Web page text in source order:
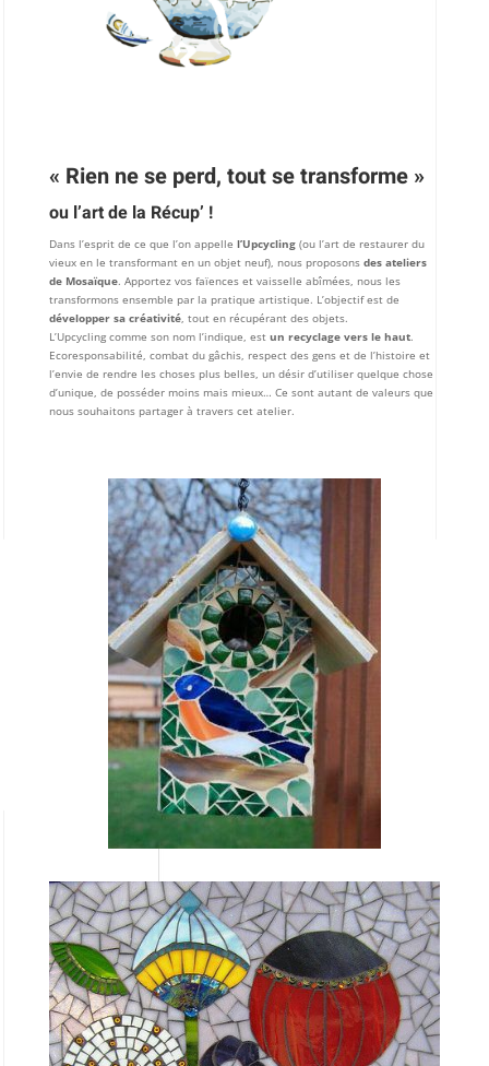
« Rien ne se perd, tout se transforme »
ou l’art de la Récup’ !
Dans l’esprit de ce que l’on appelle l’Upcycling (ou l’art de restaurer du
vieux en le transformant en un objet neuf), nous proposons des ateliers
de Mosaïque. Apportez vos faïences et vaisselle abîmées, nous les
transformons ensemble par la pratique artistique. L’objectif est de
développer sa créativité, tout en récupérant des objets.
L’Upcycling comme son nom l’indique, est un recyclage vers le haut.
Ecoresponsabilité, combat du gâchis, respect des gens et de l’histoire et
l’envie de rendre les choses plus belles, un désir d’utiliser quelque chose
d’unique, de posséder moins mais mieux… Ce sont autant de valeurs que
nous souhaitons partager à travers cet atelier.